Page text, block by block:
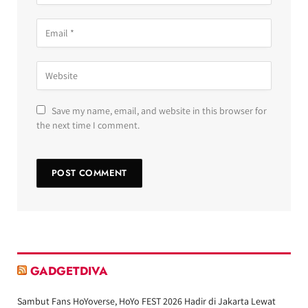
Save my name, email, and website in this browser for
the next time I comment.
GADGETDIVA
Sambut Fans HoYoverse, HoYo FEST 2026 Hadir di Jakarta Lewat